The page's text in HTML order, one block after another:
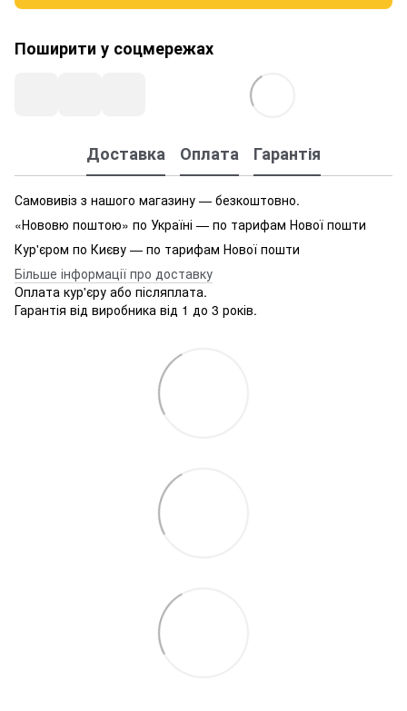
Поширити у соцмережах
Доставка Оплата Гарантія
Самовивіз з нашого магазину — безкоштовно.
«Нововю поштою» по Україні — по тарифам Нової пошти
Кур'єром по Києву — по тарифам Нової пошти
Більше інформації про доставку
Оплата кур'єру або післяплата.
Гарантія від виробника від 1 до 3 років.